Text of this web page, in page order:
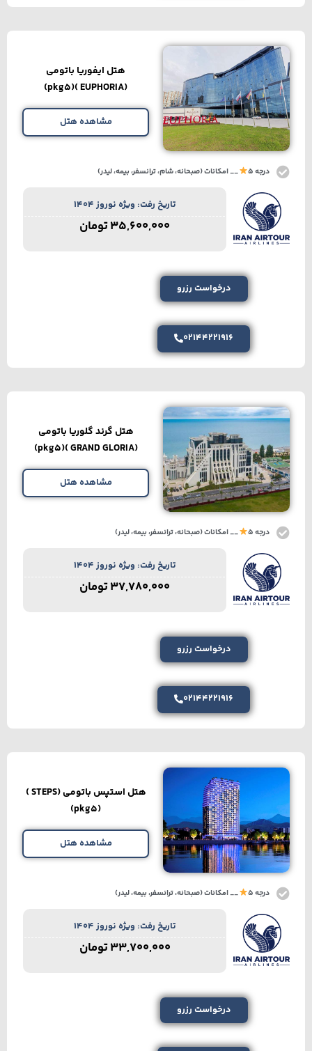
هتل ایفوریا باتومی
(EUPHORIA )(pkg5)
مشاهده هتل
درجه 5 __ امکانات (صبحانه، شام، ترانسفر، بیمه، لیدر)
تاریخ رفت: ویژه نوروز 1404
35,600,000تومان
درخواست رزرو
02144221916
هتل گرند گلوریا باتومی
(GRAND GLORIA )(pkg5)
مشاهده هتل
درجه 5 __ امکانات (صبحانه، ترانسفر، بیمه، لیدر)
تاریخ رفت: ویژه نوروز 1404
37,780,000تومان
درخواست رزرو
02144221916
هتل استپس باتومی (STEPS )
(pkg5)
مشاهده هتل
درجه 5 __ امکانات (صبحانه، ترانسفر، بیمه، لیدر)
تاریخ رفت: ویژه نوروز 1404
33,700,000تومان
درخواست رزرو